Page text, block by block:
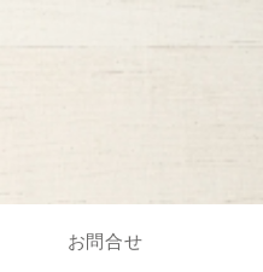
お問合せ